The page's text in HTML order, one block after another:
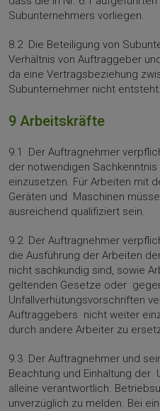
Subunternehmers vorliegen.
8.2 Die Beteiligung von
Verhältnis von Auftraggeber
da eine Vertragsbeziehung
Subunternehmer nicht entsteht.
9 Arbeitskräfte
9.1 Der Auftragnehmer
der notwendigen
einzusetzen. Für Arbeiten mit
Geräten und Maschinen
ausreichend qualifiziert sein.
9.2 Der Auftragnehmer
die Ausführung der Arbeiten
nicht sachkundig sind, sowie
geltenden Ge­setze oder
Unfallverhütungsvorschriften
Auftrag­gebers nicht weiter
durch andere Arbeiter zu
9.3 Der Auftragnehmer und
Beachtung und Einhaltung der
alleine verantwortlich.
unverzüglich zu melden. Bei